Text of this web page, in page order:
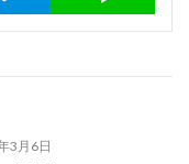
3月6日